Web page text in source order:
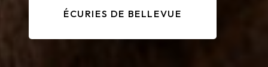
ÉCURIES DE BELLEVUE